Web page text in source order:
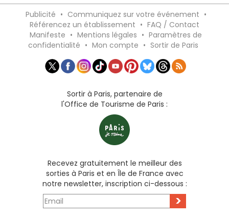
Publicité • Communiquez sur votre événement •
Référencez un établissement • FAQ / Contact
Manifeste • Mentions légales • Paramètres de
confidentialité • Mon compte • Sortir de Paris
Sortir à Paris, partenaire de
l'Office de Tourisme de Paris :
Recevez gratuitement le meilleur des
sorties à Paris et en Île de France avec
notre newsletter, inscription ci-dessous :
>